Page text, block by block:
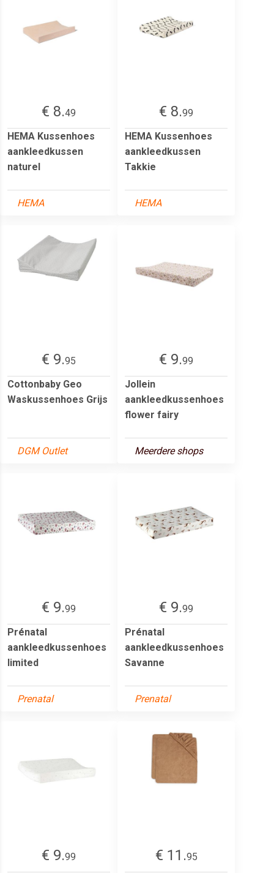
€ 8.49
HEMA Kussenhoes
aankleedkussen
naturel
HEMA
€ 8.99
HEMA Kussenhoes
aankleedkussen
Takkie
HEMA
€ 9.95
Cottonbaby Geo
Waskussenhoes Grijs
DGM Outlet
€ 9.99
Jollein
aankleedkussenhoes
flower fairy
Meerdere shops
€ 9.99
Prénatal
aankleedkussenhoes
limited
Prenatal
€ 9.99
Prénatal
aankleedkussenhoes
Savanne
Prenatal
€ 9.99 € 11.95